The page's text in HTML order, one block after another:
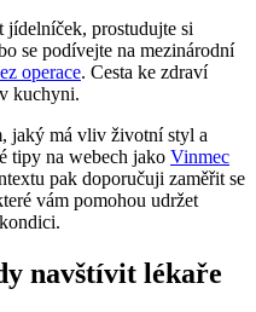
jídelníček, prostudujte si
se podívejte na mezinárodní
operace. Cesta ke zdraví
kuchyni.
jaký má vliv životní styl a
tipy na webech jako Vinmec
pak doporučuji zaměřit se
vám pomohou udržet
navštívit lékaře